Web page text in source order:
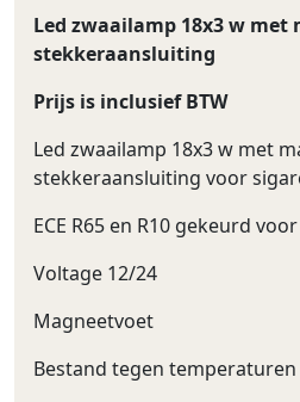
Led zwaailamp 18x3 w met
stekkeraansluiting
Prijs is inclusief BTW
Led zwaailamp 18x3 w met
stekkeraansluiting voor
ECE R65 en R10 gekeurd
Voltage 12/24
Magneetvoet
Bestand tegen temperaturen